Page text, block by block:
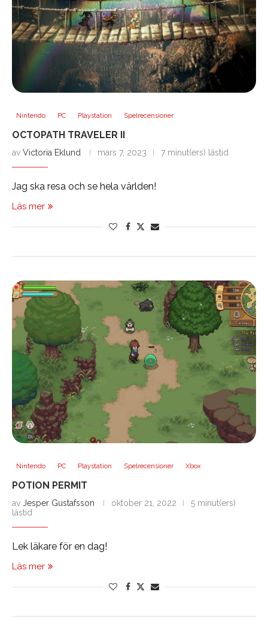
Nintendo PC Playstation Spelrecensioner
OCTOPATH TRAVELER II
av Victoria Eklund mars 7, 2023 7 minut(ers) lästid
Jag ska resa och se hela världen!
Läs mer
Nintendo PC Playstation Spelrecensioner Xbox
POTION PERMIT
av Jesper Gustafsson oktober 21, 2022
5 minut(ers)
lästid
Lek läkare för en dag!
Läs mer